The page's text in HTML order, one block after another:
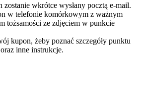
zostanie wkrótce wysłany pocztą e-mail.
w telefonie komórkowym z ważnym
tożsamości ze zdjęciem w punkcie
kupon, żeby poznać szczegóły punktu
inne instrukcje.